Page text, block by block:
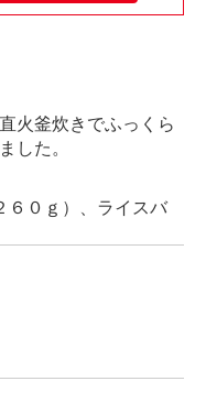
火釜炊きでふっくら
した。
６０ｇ）、ライスバ